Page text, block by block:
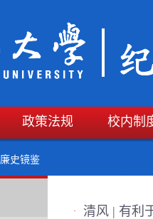
政策法规 校内制
廉史镜鉴
· 清风 | 有利